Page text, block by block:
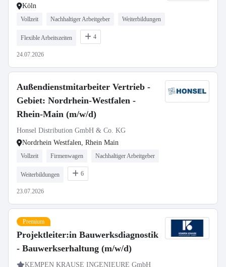
Köln
Vollzeit Nachhaltiger Arbeitgeber Weiterbildungen
Flexible Arbeitszeiten 4
24.07.2026
Außendienstmitarbeiter Vertrieb -
Gebiet: Nordrhein-Westfalen -
Rhein-Main (m/w/d)
Honsel Distribution GmbH & Co. KG
Nordrhein Westfalen, Rhein Main
Vollzeit Firmenwagen Nachhaltiger Arbeitgeber
Weiterbildungen 6
23.07.2026
Premium
Projektleiter:in Bauwerksdiagnostik
- Bauwerkserhaltung (m/w/d)
KEMPEN KRAUSE INGENIEURE GmbH